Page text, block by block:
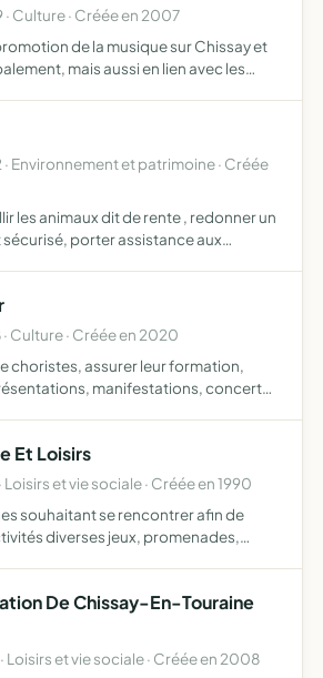
Culture · Créée en 2007
de la musique sur Chissay et
mais aussi en lien avec les
Environnement et patrimoine · Créée
les animaux dit de rente , redonner un
sécurisé, porter assistance aux
Culture · Créée en 2020
choristes, assurer leur formation,
manifestations, concerts,
Et Loisirs
Loisirs et vie sociale · Créée en 1990
souhaitant se rencontrer afin de
diverses jeux, promenades,
De Chissay-En-Touraine
Loisirs et vie sociale · Créée en 2008